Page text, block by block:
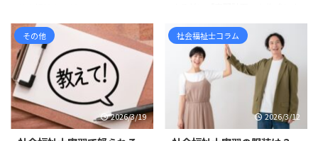
すでに現在の標準です 社会福祉
士を目指して情報収集をしている
と、 「新カリキュラム」「旧カ
リキュラム」「相談援助実習」
「ソーシャルワーク実習」「実習
180時間」「実習240時間」 とい
った言葉が出てきて、混乱してし
まう方も多いのではないでしょう
か。 まず整理しておくと、社会
す。 しかし、実習計画について、
「学校のカリキュラムに入ってい
るから作るもの」「とりあえず提
出しなければならないもの」「何
を書けばよいのか分からないけれ
ど、形だけ整えるもの」 と感じ
ている方も多いのではないでしょ
うか。 たしかに、実習計画は学
その他
2026/3/19
社会福祉士コラム
2026/3/12